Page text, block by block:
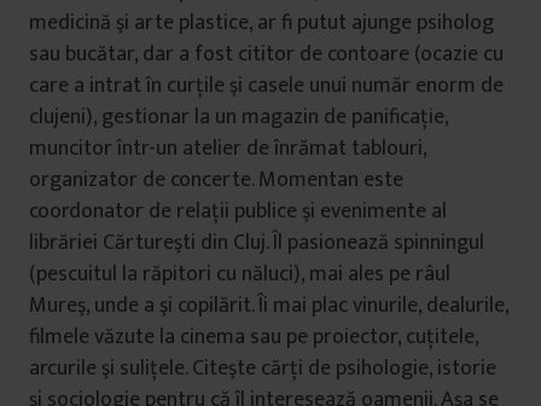
medicină şi arte plastice, ar fi putut ajunge psiholog
sau bucătar, dar a fost cititor de contoare (ocazie cu
care a intrat în curţile şi casele unui număr enorm de
clujeni), gestionar la un magazin de panificaţie,
muncitor într-un atelier de înrămat tablouri,
organizator de concerte. Momentan este
coordonator de relaţii publice şi evenimente al
librăriei Cărtureşti din Cluj. Îl pasionează spinningul
(pescuitul la răpitori cu năluci), mai ales pe râul
Mureş, unde a şi copilărit. Îi mai plac vinurile, dealurile,
filmele văzute la cinema sau pe proiector, cuţitele,
arcurile şi suliţele. Citeşte cărţi de psihologie, istorie